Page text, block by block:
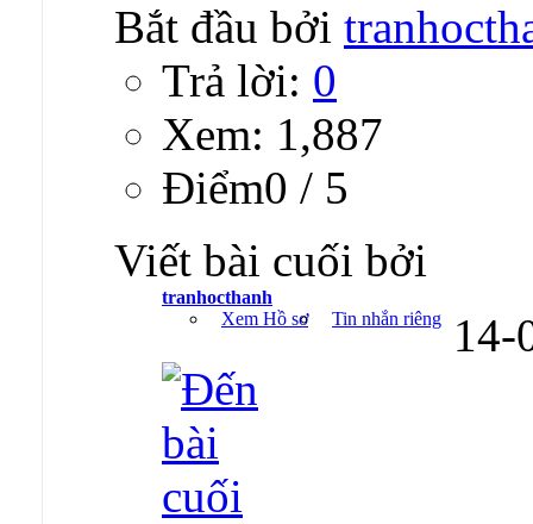
Bắt đầu bởi
Trả lời: 0
Xem: 1,887
Ðiểm0 / 5
Viết bài cuối bởi
tranhocthanh
Xem Hồ sơ
Tin nhắn riêng